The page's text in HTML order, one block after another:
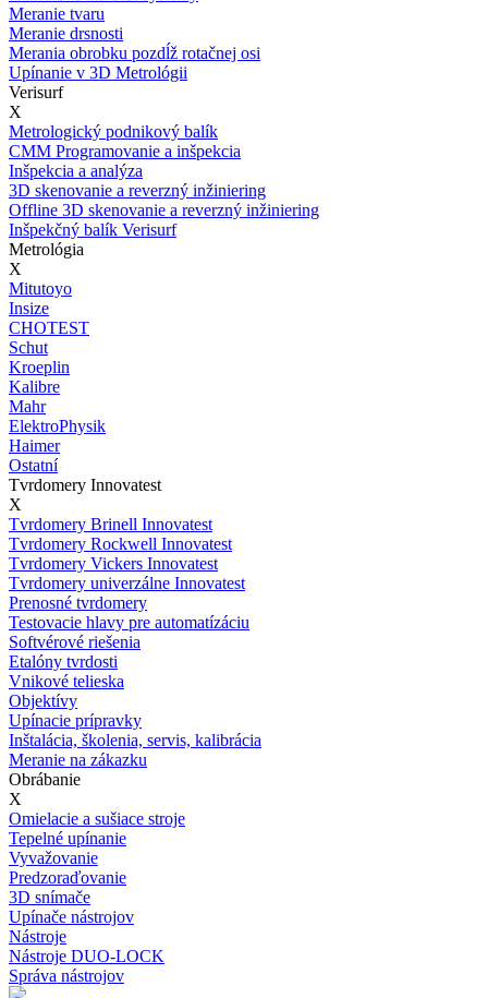
Meranie tvaru
Meranie drsnosti
Merania obrobku pozdĺž rotačnej osi
Upínanie v 3D Metrológii
Verisurf
X
Metrologický podnikový balík
CMM Programovanie a inšpekcia
Inšpekcia a analýza
3D skenovanie a reverzný inžiniering
Offline 3D skenovanie a reverzný inžiniering
Inšpekčný balík Verisurf
Metrológia
X
Mitutoyo
Insize
CHOTEST
Schut
Kroeplin
Kalibre
Mahr
ElektroPhysik
Haimer
Ostatní
Tvrdomery Innovatest
X
Tvrdomery Brinell Innovatest
Tvrdomery Rockwell Innovatest
Tvrdomery Vickers Innovatest
Tvrdomery univerzálne Innovatest
Prenosné tvrdomery
Testovacie hlavy pre automatízáciu
Softvérové riešenia
Etalóny tvrdosti
Vnikové telieska
Objektívy
Upínacie prípravky
Inštalácia, školenia, servis, kalibrácia
Meranie na zákazku
Obrábanie
X
Omielacie a sušiace stroje
Tepelné upínanie
Vyvažovanie
Predzoraďovanie
3D snímače
Upínače nástrojov
Nástroje
Nástroje DUO-LOCK
Správa nástrojov